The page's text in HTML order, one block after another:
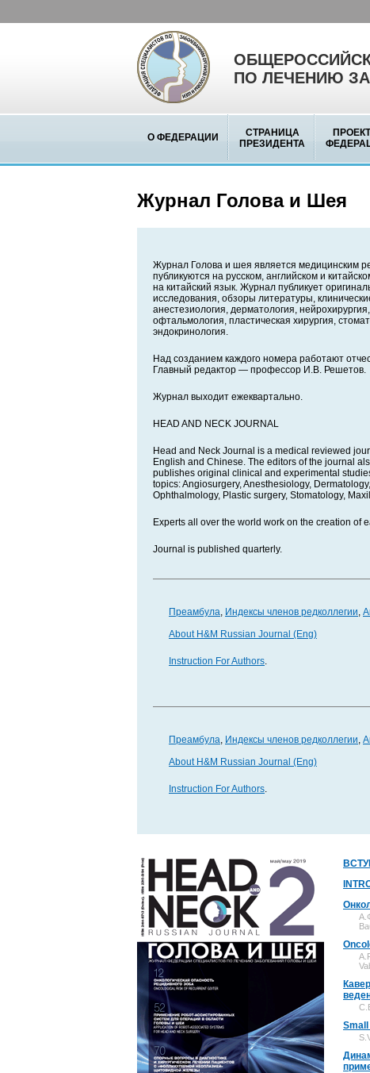
ПО ЛЕЧЕНИЮ
О ФЕДЕРАЦИИ
СТРАНИЦА
ПРЕЗИДЕНТА
Журнал Голова и Шея
Журнал Голова и шея является медицинским
публикуются на русском, английском и
на китайский язык. Журнал публикует
исследования, обзоры литературы,
анестезиология, дерматология,
офтальмология, пластическая хирургия,
эндокринология.
Над созданием каждого номера работают
Главный редактор — профессор И.В. Решетов.
Журнал выходит ежеквартально.
HEAD AND NECK JOURNAL
Head and Neck Journal is a medical reviewed
English and Chinese. The editors of the journal
publishes original clinical and experimental
topics: Angiosurgery, Anesthesiology,
Ophthalmology, Plastic surgery, Stomatology,
Experts all over the world work on the creation of
Journal is published quarterly.
Преамбула, Индексы членов редколлегии,
About H&M Russian Journal (Eng)
Instruction For Authors.
Преамбула, Индексы членов редколлегии,
About H&M Russian Journal (Eng)
Instruction For Authors.